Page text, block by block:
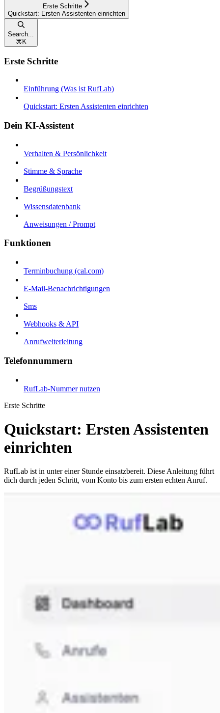
Erste Schritte
Quickstart: Ersten Assistenten einrichten
Search...
⌘ K
Erste Schritte
Einführung (Was ist RufLab)
Quickstart: Ersten Assistenten einrichten
Dein KI-Assistent
Verhalten & Persönlichkeit
Stimme & Sprache
Begrüßungstext
Wissensdatenbank
Anweisungen / Prompt
Funktionen
Terminbuchung (cal.com)
E-Mail-Benachrichtigungen
Sms
Webhooks & API
Anrufweiterleitung
Telefonnummern
RufLab-Nummer nutzen
Erste Schritte
Quickstart: Ersten Assistenten
einrichten
RufLab ist in unter einer Stunde einsatzbereit. Diese Anleitung führt
dich durch jeden Schritt, vom Konto bis zum ersten echten Anruf.